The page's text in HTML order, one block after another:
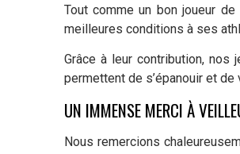
Tout comme un bon joueur
meilleures conditions à ses
Grâce à leur contribution, nos
permettent de s’épanouir et de
UN IMMENSE MERCI À
Nous remercions